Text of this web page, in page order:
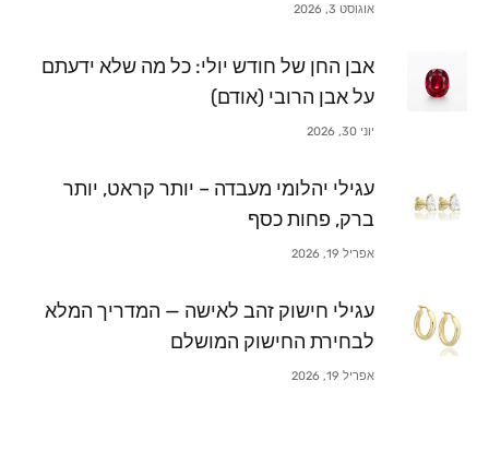
אוגוסט 3, 2026
אבן החן של חודש יולי: כל מה שלא ידעתם
על אבן הרובי (אודם)
יוני 30, 2026
עגילי יהלומי מעבדה – יותר קראט, יותר
ברק, פחות כסף
אפריל 19, 2026
עגילי חישוק זהב לאישה — המדריך המלא
לבחירת החישוק המושלם
אפריל 19, 2026